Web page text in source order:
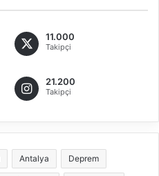
11.000
Takipçi
21.200
Takipçi
Antalya Deprem